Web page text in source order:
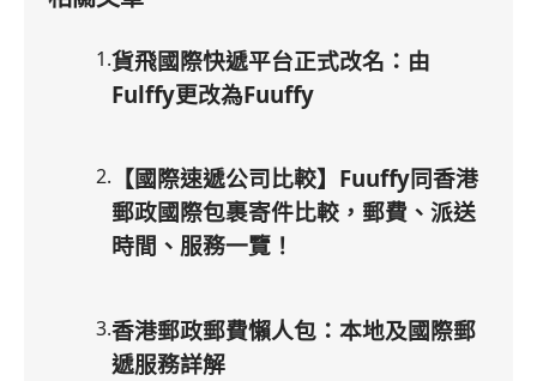
1.貨飛國際快遞平台正式改名：由
Fulffy更改為Fuuffy
2.
【國際速遞公司比較】Fuuffy同香港
郵政國際包裹寄件比較，郵費、派送
時間、服務一覽！
3.香港郵政郵費懶人包：本地及國際郵
遞服務詳解